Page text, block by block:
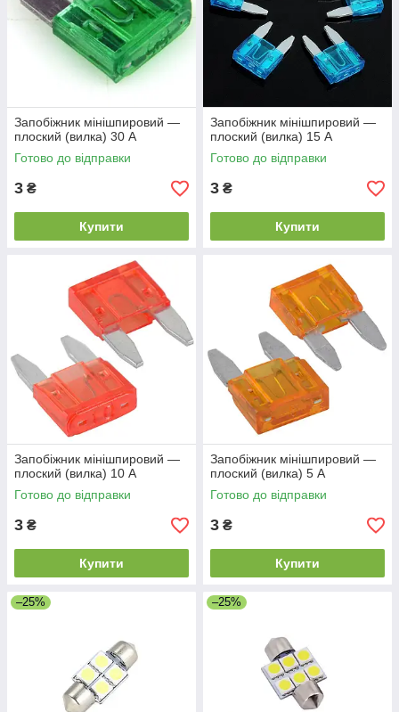
Запобіжник мінішпировий —
плоский (вилка) 30 А
Готово до відправки
3 ₴
Купити
Запобіжник мінішпировий —
плоский (вилка) 15 А
Готово до відправки
3 ₴
Купити
Запобіжник мінішпировий —
плоский (вилка) 10 А
Готово до відправки
3 ₴
Купити
Запобіжник мінішпировий —
плоский (вилка) 5 А
Готово до відправки
3 ₴
Купити
–25% –25%